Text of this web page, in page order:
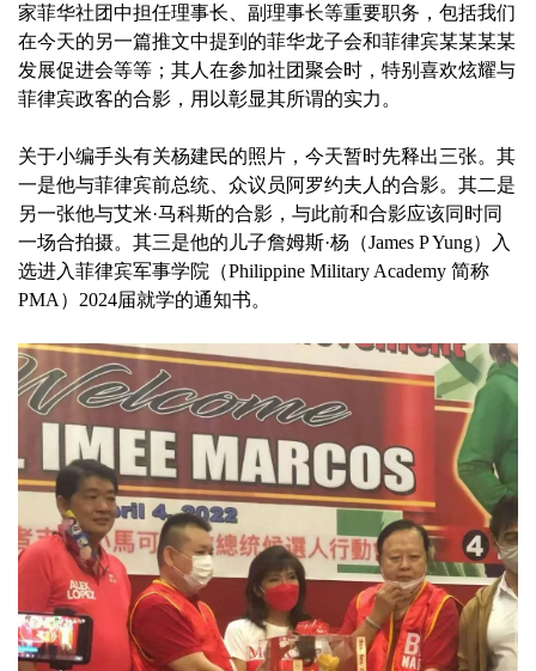
家菲华社团中担任理事长、副理事长等重要职务，包括我们
在今天的另一篇推文中提到的菲华龙子会和菲律宾某某某某
发展促进会等等；其人在参加社团聚会时，特别喜欢炫耀与
菲律宾政客的合影，用以彰显其所谓的实力。
关于小编手头有关杨建民的照片，今天暂时先释出三张。其
一是他与菲律宾前总统、众议员阿罗约夫人的合影。其二是
另一张他与艾米·马科斯的合影，与此前和合影应该同时同
一场合拍摄。其三是他的儿子詹姆斯·杨（James P Yung）入
选进入菲律宾军事学院（Philippine Military Academy 简称
PMA）2024届就学的通知书。